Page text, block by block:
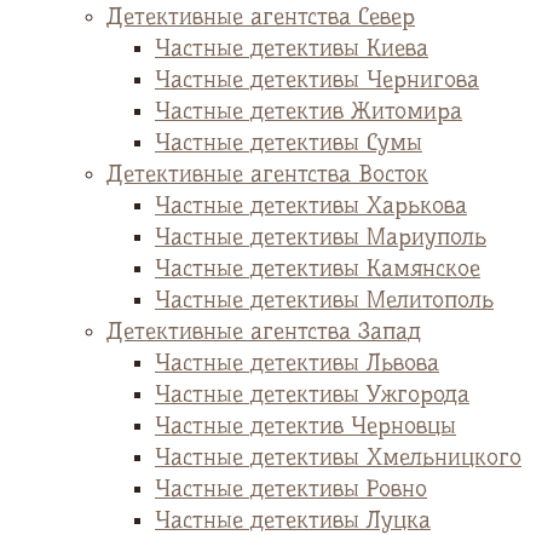
Детективные агентства Север
Частные детективы Киева
Частные детективы Чернигова
Частные детектив Житомира
Частные детективы Сумы
Детективные агентства Восток
Частные детективы Харькова
Частные детективы Мариуполь
Частные детективы Камянское
Частные детективы Мелитополь
Детективные агентства Запад
Частные детективы Львова
Частные детективы Ужгорода
Частные детектив Черновцы
Частные детективы Хмельницкого
Частные детективы Ровно
Частные детективы Луцка